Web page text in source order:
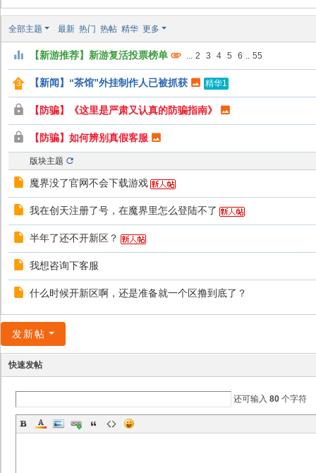
区
全部主题 最新 热门 热帖 精华 更多
【新游推荐】新游复活投票榜单 ... 2 3 4 5 6 .. 55
【新闻】“茶馆”外挂制作人已被抓获 精华1
【防骗】《这里是严肃又认真的防骗指南》
【防骗】如何辨别真假客服
版块主题
魔界没了官网不会下载游戏
我在创天注册了号，在魔界里怎么登陆不了
半年了还不开新区？
我想咨询下客服
什么时候开新区啊，还是准备就一个区撸到底了？
发新帖
快速发帖
还可输入 80 个字符